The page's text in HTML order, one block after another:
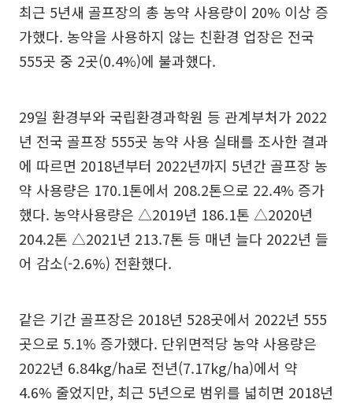
최근 5년새 골프장의 총 농약 사용량이 20% 이상 증
가했다. 농약을 사용하지 않는 친환경 업장은 전국
555곳 중 2곳(0.4%)에 불과했다.
29일 환경부와 국립환경과학원 등 관계부처가 2022
년 전국 골프장 555곳 농약 사용 실태를 조사한 결과
에 따르면 2018년부터 2022년까지 5년간 골프장 농
약 사용량은 170.1톤에서 208.2톤으로 22.4% 증가
했다. 농약사용량은 △2019년 186.1톤 △2020년
204.2톤 △2021년 213.7톤 등 매년 늘다 2022년 들
어 감소(-2.6%) 전환했다.
같은 기간 골프장은 2018년 528곳에서 2022년 555
곳으로 5.1% 증가했다. 단위면적당 농약 사용량은
2022년 6.84kg/ha로 전년(7.17kg/ha)에서 약
4.6% 줄었지만, 최근 5년으로 범위를 넓히면 2018년